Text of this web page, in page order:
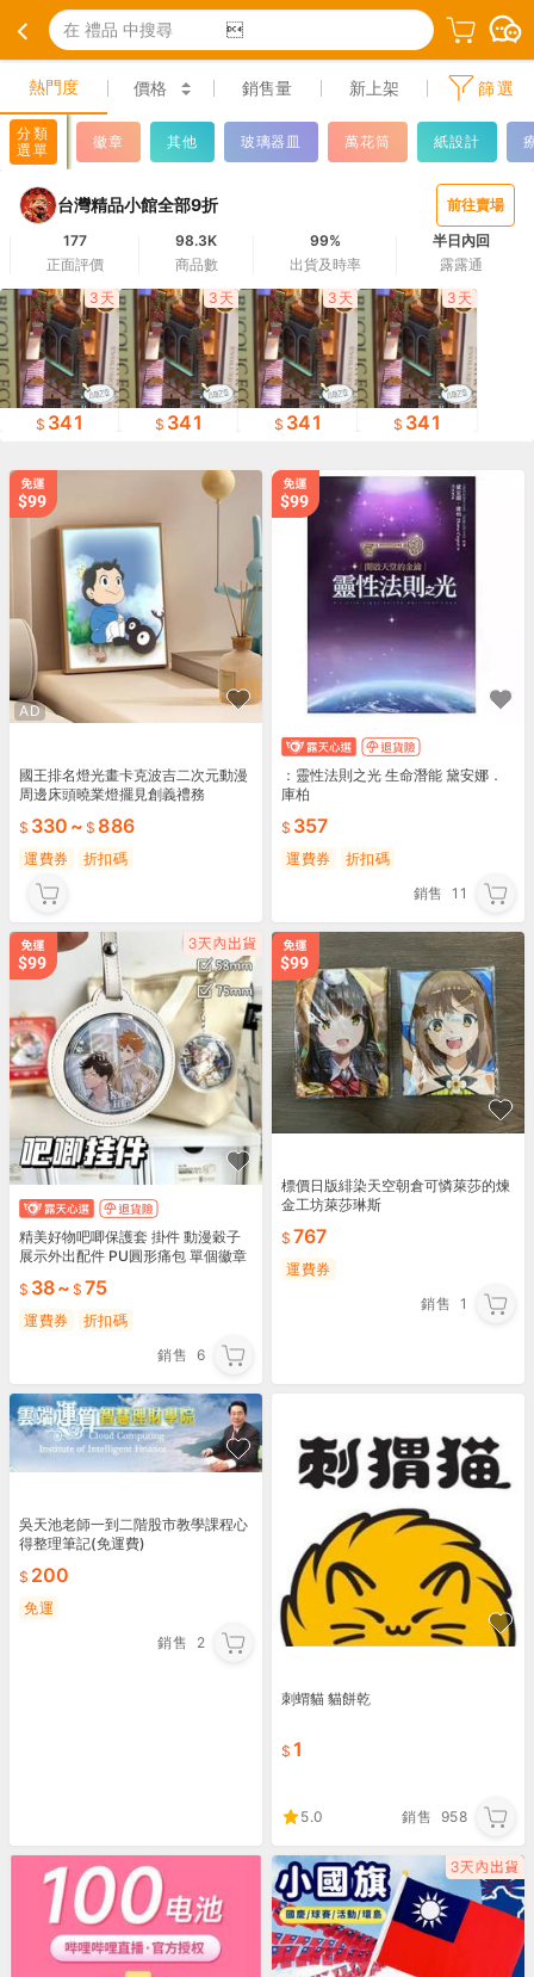
在 禮品 中搜尋 
熱門度 價格 銷售量 新上架 篩選
分類
選單
徽章 其他 玻璃器皿 萬花筒 紙設計
台灣精品小館全部9折
前往賣場
177
正面評價
98.3K
商品數
99%
出貨及時率
半日內回
露露通
3天
341
3天
341
3天
341
3天
341
AD
國王排名燈光畫卡克波吉二次元動漫
周邊床頭曉業燈擺見創義禮務
330 ~ 886
運費券 折扣碼
：靈性法則之光 生命潛能 黛安娜．
庫柏
357
運費券
折扣碼
銷售 11
精美好物吧唧保護套 掛件 動漫穀子
展示外出配件 PU圓形痛包 單個徽章
38~ 75
運費券
折扣碼
銷售 6
標價日版緋染天空朝倉可憐萊莎的煉
金工坊萊莎琳斯
767
運費券
銷售 1
吳天池老師一到二階股市教學課程心
得整理筆記(免運費)
200
免運
銷售
2
刺蝟貓 貓餅乾
1
5.0 銷售 958